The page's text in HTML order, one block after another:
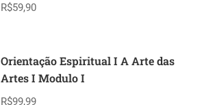
R$59,90
Orientação Espiritual I A Arte das
Artes I Modulo I
R$99,99